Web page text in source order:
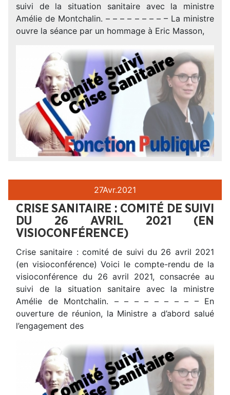
suivi de la situation sanitaire avec la ministre
Amélie de Montchalin. – – – – – – – – – La ministre
ouvre la séance par un hommage à Eric Masson,
27Avr.2021
CRISE SANITAIRE : COMITÉ DE SUIVI
DU 26 AVRIL 2021 (EN
VISIOCONFÉRENCE)
Crise sanitaire : comité de suivi du 26 avril 2021
(en visioconférence) Voici le compte-rendu de la
visioconférence du 26 avril 2021, consacrée au
suivi de la situation sanitaire avec la ministre
Amélie de Montchalin. – – – – – – – – – En
ouverture de réunion, la Ministre a d’abord salué
l’engagement des